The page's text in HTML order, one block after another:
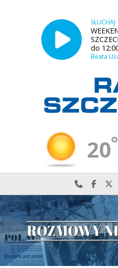
SŁUCHAJ
do
Beata
20
Najlepiej